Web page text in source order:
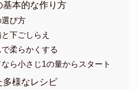
基本的な作り方
び方
下ごしらえ
柔らかくする
ら小さじ1の量からスタート
多様なレシピ